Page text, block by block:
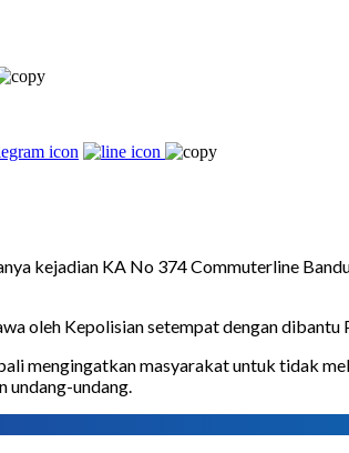
kejadian KA No 374 Commuterline
oleh Kepolisian setempat dengan dibantu
mengingatkan masyarakat untuk tidak
undang-undang.